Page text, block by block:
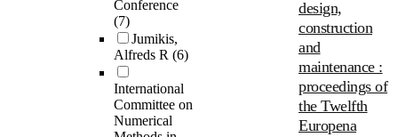
Conference
(7)
Jumikis,
Alfreds R (6)
International
Committee on
Numerical
design,
construction
and
maintenance :
proceedings of
the Twelfth
Europena